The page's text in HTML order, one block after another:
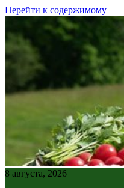
Перейти к содержимому
8 августа, 2026